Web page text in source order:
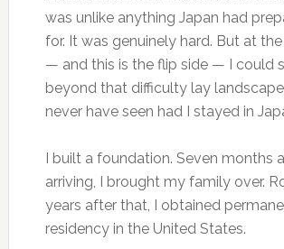
was unlike anything Japan had
for. It was genuinely hard. But at
— and this is the flip side — I could
beyond that difficulty lay
never have seen had I stayed in
I built a foundation. Seven months
arriving, I brought my family over.
years after that, I obtained
residency in the United States.